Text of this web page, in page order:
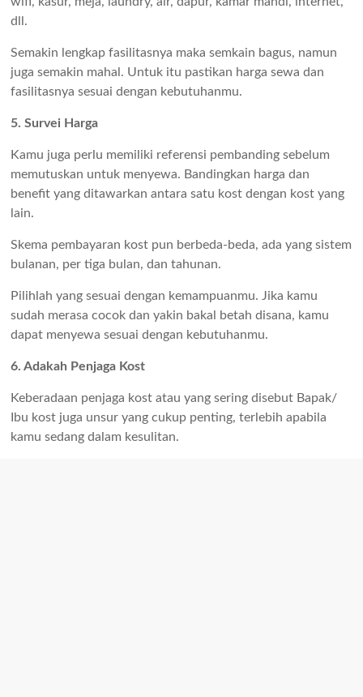
dll.
Semakin lengkap fasilitasnya maka semkain bagus, namun
juga semakin mahal. Untuk itu pastikan harga sewa dan
fasilitasnya sesuai dengan kebutuhanmu.
5. Survei Harga
Kamu juga perlu memiliki referensi pembanding sebelum
memutuskan untuk menyewa. Bandingkan harga dan
benefit yang ditawarkan antara satu kost dengan kost yang
lain.
Skema pembayaran kost pun berbeda-beda, ada yang sistem
bulanan, per tiga bulan, dan tahunan.
Pilihlah yang sesuai dengan kemampuanmu. Jika kamu
sudah merasa cocok dan yakin bakal betah disana, kamu
dapat menyewa sesuai dengan kebutuhanmu.
6. Adakah Penjaga Kost
Keberadaan penjaga kost atau yang sering disebut Bapak/
Ibu kost juga unsur yang cukup penting, terlebih apabila
kamu sedang dalam kesulitan.